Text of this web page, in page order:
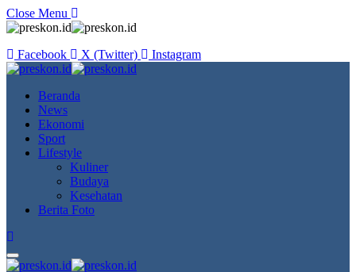
Close Menu
Facebook X (Twitter) Instagram
Beranda
News
Ekonomi
Sport
Lifestyle
Kuliner
Budaya
Kesehatan
Berita Foto